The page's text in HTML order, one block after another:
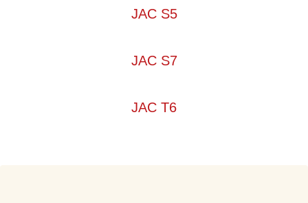
JAC S5
JAC S7
JAC T6